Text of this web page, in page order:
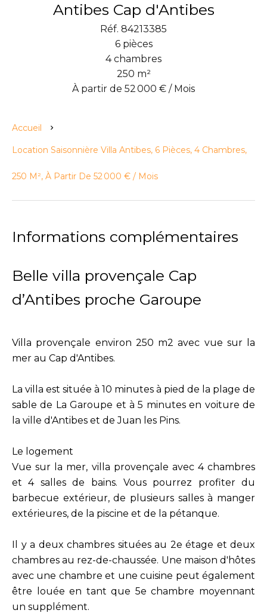
Antibes Cap d'Antibes
Réf. 84213385
6 pièces
4 chambres
250 m²
À partir de 52 000 € / Mois
Accueil
Location Saisonnière Villa Antibes, 6 Pièces, 4 Chambres,
250 M², À Partir De 52 000 € / Mois
Informations complémentaires
Belle villa provençale Cap
d’Antibes proche Garoupe
Villa provençale environ 250 m2 avec vue sur la
mer au Cap d'Antibes.
La villa est située à 10 minutes à pied de la plage de
sable de La Garoupe et à 5 minutes en voiture de
la ville d'Antibes et de Juan les Pins.
Le logement
Vue sur la mer, villa provençale avec 4 chambres
et 4 salles de bains. Vous pourrez profiter du
barbecue extérieur, de plusieurs salles à manger
extérieures, de la piscine et de la pétanque.
Il y a deux chambres situées au 2e étage et deux
chambres au rez-de-chaussée. Une maison d'hôtes
avec une chambre et une cuisine peut également
être louée en tant que 5e chambre moyennant
un supplément.